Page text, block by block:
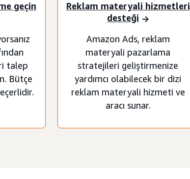
geçin
talep
Bütçe
Reklam materyali hizmetleri
desteği
Amazon Ads, reklam
materyali pazarlama
stratejileri geliştirmenize
yardımcı olabilecek bir dizi
reklam materyali hizmeti ve
aracı sunar.